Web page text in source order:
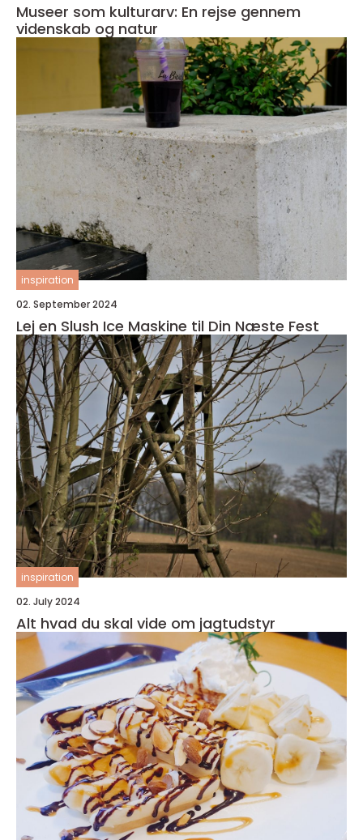
Museer som kulturarv: En rejse gennem
videnskab og natur
inspiration
02. September 2024
Lej en Slush Ice Maskine til Din Næste Fest
inspiration
02. July 2024
Alt hvad du skal vide om jagtudstyr